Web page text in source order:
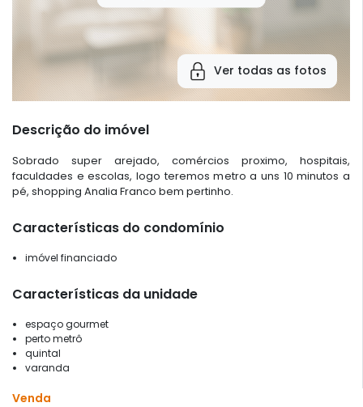
Ver todas as fotos
Descrição do imóvel
Sobrado super arejado, comércios proximo, hospitais,
faculdades e escolas, logo teremos metro a uns 10 minutos a
pé, shopping Analia Franco bem pertinho.
Características do condomínio
imóvel financiado
Características da unidade
espaço gourmet
perto metrô
quintal
varanda
Venda